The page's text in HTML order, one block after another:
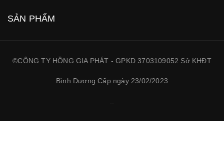
SẢN PHẨM
©CÔNG TY HỒNG GIA PHÁT - GPKD 3703109052 Sở KHĐT
Bình Dương Cấp ngày 23/02/2023